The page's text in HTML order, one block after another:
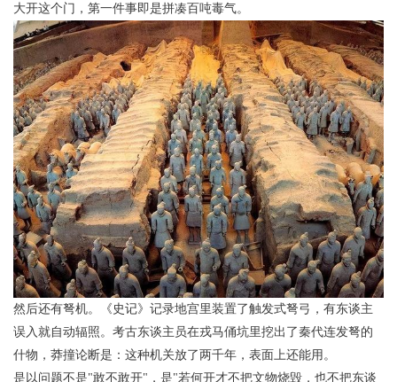
大开这个门，第一件事即是拼凑百吨毒气。
然后还有弩机。《史记》记录地宫里装置了触发式弩弓，有东谈主
误入就自动辐照。考古东谈主员在戎马俑坑里挖出了秦代连发弩的
什物，莽撞论断是：这种机关放了两千年，表面上还能用。
是以问题不是"敢不敢开"，是"若何开才不把文物烧毁，也不把东谈